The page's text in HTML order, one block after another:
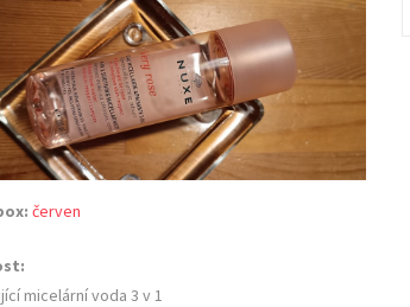
červen
micelární voda 3 v 1